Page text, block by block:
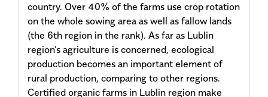
country. Over 40% of the farms use crop rotation
on the whole sowing area as well as fallow lands
(the 6th region in the rank). As far as Lublin
region’s agriculture is concerned, ecological
production becomes an important element of
rural production, comparing to other regions.
Certified organic farms in Lublin region make